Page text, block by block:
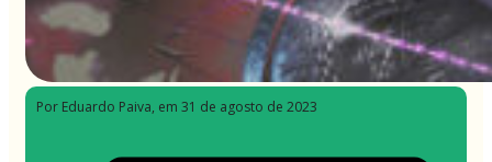
Por Eduardo Paiva, em 31 de agosto de 2023